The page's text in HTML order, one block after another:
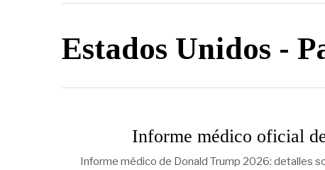
Estados Unidos -
Informe médico oficial
Informe médico de Donald Trump 2026: detalles